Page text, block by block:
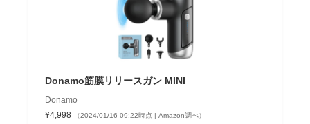
Donamo筋膜リリースガン MINI
Donamo
¥4,998
（2024/01/16 09:22時点 | Amazon調べ）